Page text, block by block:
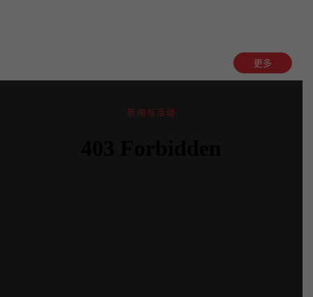
更多
新闻与活动